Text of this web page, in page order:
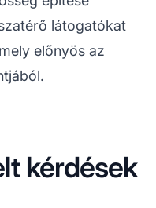
látogatókat
előnyös az
kérdések